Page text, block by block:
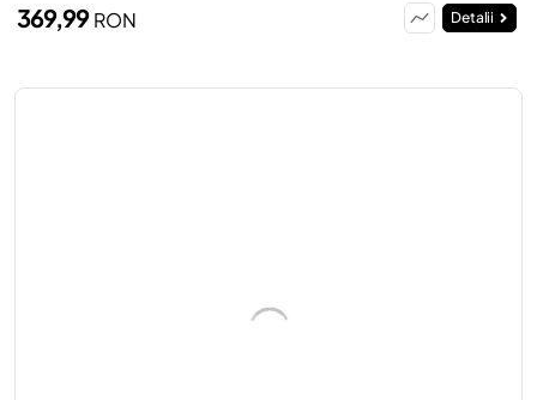
369,99RON Detalii